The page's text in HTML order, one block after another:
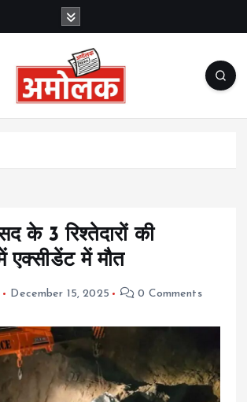
News
के 3 रिश्तेदारों की
एक्सीडेंट में मौत
December 15, 2025 0 Comments